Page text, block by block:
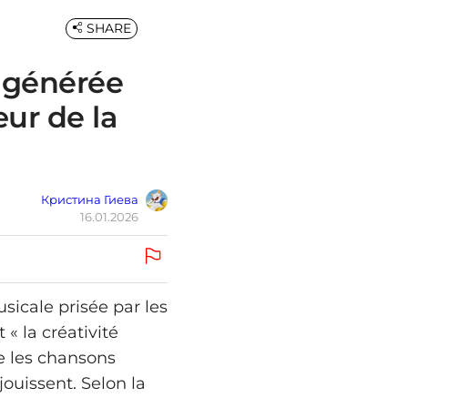
de la
Кристина Гиева
16.01.2026
SHARE
prisée par les
« la créativité
les chansons
Selon la